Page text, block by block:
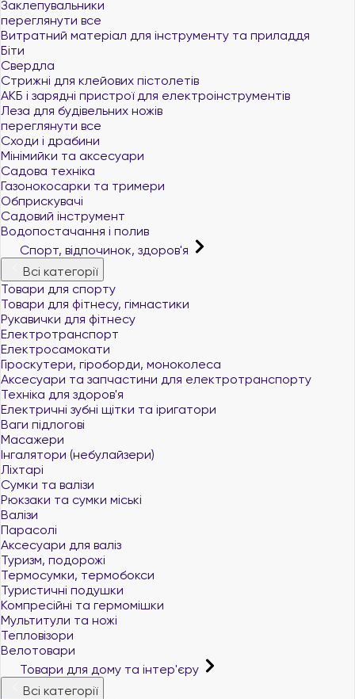
Заклепувальники
переглянути все
Витратний матеріал для інструменту та приладдя
Біти
Свердла
Стрижні для клейових пістолетів
АКБ і зарядні пристрої для електроінструментів
Леза для будівельних ножів
переглянути все
Сходи і драбини
Мінімийки та аксесуари
Садова техніка
Газонокосарки та тримери
Обприскувачі
Садовий інструмент
Водопостачання і полив
Спорт, відпочинок, здоров'я
Всі категорії
Товари для спорту
Товари для фітнесу, гімнастики
Рукавички для фітнесу
Електротранспорт
Електросамокати
Гіроскутери, гіроборди, моноколеса
Аксесуари та запчастини для електротранспорту
Техніка для здоров'я
Електричні зубні щітки та іригатори
Ваги підлогові
Масажери
Інгалятори (небулайзери)
Ліхтарі
Сумки та валізи
Рюкзаки та сумки міські
Валізи
Парасолі
Аксесуари для валіз
Туризм, подорожі
Термосумки, термобокси
Туристичні подушки
Компресійні та гермомішки
Мультитули та ножі
Тепловізори
Велотовари
Товари для дому та інтер'єру
Всі категорії